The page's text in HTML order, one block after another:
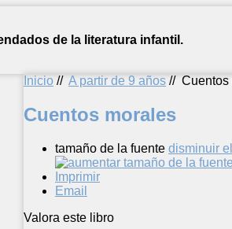
de la literatura infantil.
Inicio // A partir de 9 años // Cuentos
Cuentos morales
tamaño de la fuente disminuir
Imprimir
Email
Valora este libro